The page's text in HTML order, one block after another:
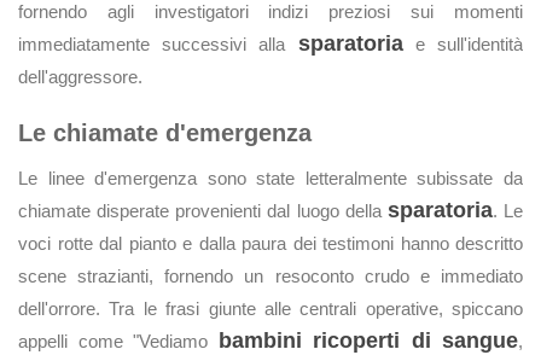
fornendo agli investigatori indizi preziosi sui momenti
immediatamente successivi alla sparatoriae sull'identità
dell'aggressore.
Le chiamate d'emergenza
Le linee d'emergenza sono state letteralmente subissate da
chiamate disperate provenienti dal luogo della sparatoria. Le
voci rotte dal pianto e dalla paura dei testimoni hanno descritto
scene strazianti, fornendo un resoconto crudo e immediato
dell'orrore. Tra le frasi giunte alle centrali operative, spiccano
appelli come "Vediamo
bambini ricoperti di sangue,